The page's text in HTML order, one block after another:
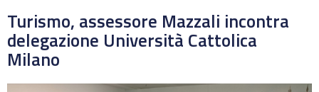
Turismo, assessore Mazzali incontra
delegazione Università Cattolica
Milano